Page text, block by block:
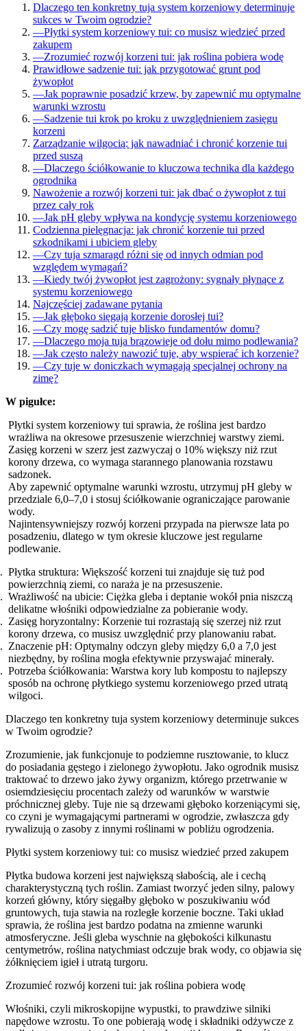
Dlaczego ten konkretny tuja system korzeniowy determinuje
sukces w Twoim ogrodzie?
—Płytki system korzeniowy tui: co musisz wiedzieć przed
zakupem
—Zrozumieć rozwój korzeni tui: jak roślina pobiera wodę
Prawidłowe sadzenie tui: jak przygotować grunt pod
żywopłot
—Jak poprawnie posadzić krzew, by zapewnić mu optymalne
warunki wzrostu
—Sadzenie tui krok po kroku z uwzględnieniem zasięgu
korzeni
Zarządzanie wilgocią: jak nawadniać i chronić korzenie tui
przed suszą
—Dlaczego ściółkowanie to kluczowa technika dla każdego
ogrodnika
Nawożenie a rozwój korzeni tui: jak dbać o żywopłot z tui
przez cały rok
—Jak pH gleby wpływa na kondycję systemu korzeniowego
Codzienna pielęgnacja: jak chronić korzenie tui przed
szkodnikami i ubiciem gleby
—Czy tuja szmaragd różni się od innych odmian pod
względem wymagań?
—Kiedy twój żywopłot jest zagrożony: sygnały płynące z
systemu korzeniowego
Najczęściej zadawane pytania
—Jak głęboko sięgają korzenie dorosłej tui?
—Czy mogę sadzić tuje blisko fundamentów domu?
—Dlaczego moja tuja brązowieje od dołu mimo podlewania?
—Jak często należy nawozić tuje, aby wspierać ich korzenie?
—Czy tuje w doniczkach wymagają specjalnej ochrony na
zimę?
W pigułce:
Płytki system korzeniowy tui sprawia, że roślina jest bardzo
wrażliwa na okresowe przesuszenie wierzchniej warstwy ziemi.
Zasięg korzeni w szerz jest zazwyczaj o 10% większy niż rzut
korony drzewa, co wymaga starannego planowania rozstawu
sadzonek.
Aby zapewnić optymalne warunki wzrostu, utrzymuj pH gleby w
przedziale 6,0–7,0 i stosuj ściółkowanie ograniczające parowanie
wody.
Najintensywniejszy rozwój korzeni przypada na pierwsze lata po
posadzeniu, dlatego w tym okresie kluczowe jest regularne
podlewanie.
Płytka struktura: Większość korzeni tui znajduje się tuż pod
powierzchnią ziemi, co naraża je na przesuszenie.
Wrażliwość na ubicie: Ciężka gleba i deptanie wokół pnia niszczą
delikatne włośniki odpowiedzialne za pobieranie wody.
Zasięg horyzontalny: Korzenie tui rozrastają się szerzej niż rzut
korony drzewa, co musisz uwzględnić przy planowaniu rabat.
Znaczenie pH: Optymalny odczyn gleby między 6,0 a 7,0 jest
niezbędny, by roślina mogła efektywnie przyswajać minerały.
Potrzeba ściółkowania: Warstwa kory lub kompostu to najlepszy
sposób na ochronę płytkiego systemu korzeniowego przed utratą
wilgoci.
Dlaczego ten konkretny tuja system korzeniowy determinuje sukces
w Twoim ogrodzie?
Zrozumienie, jak funkcjonuje to podziemne rusztowanie, to klucz
do posiadania gęstego i zielonego żywopłotu. Jako ogrodnik musisz
traktować to drzewo jako żywy organizm, którego przetrwanie w
osiemdziesięciu procentach zależy od warunków w warstwie
próchnicznej gleby. Tuje nie są drzewami głęboko korzeniącymi się,
co czyni je wymagającymi partnerami w ogrodzie, zwłaszcza gdy
rywalizują o zasoby z innymi roślinami w pobliżu ogrodzenia.
Płytki system korzeniowy tui: co musisz wiedzieć przed zakupem
Płytka budowa korzeni jest największą słabością, ale i cechą
charakterystyczną tych roślin. Zamiast tworzyć jeden silny, palowy
korzeń główny, który sięgałby głęboko w poszukiwaniu wód
gruntowych, tuja stawia na rozległe korzenie boczne. Taki układ
sprawia, że roślina jest bardzo podatna na zmienne warunki
atmosferyczne. Jeśli gleba wyschnie na głębokości kilkunastu
centymetrów, roślina natychmiast odczuje brak wody, co objawia się
żółknięciem igieł i utratą turgoru.
Zrozumieć rozwój korzeni tui: jak roślina pobiera wodę
Włośniki, czyli mikroskopijne wypustki, to prawdziwe silniki
napędowe wzrostu. To one pobierają wodę i składniki odżywcze z